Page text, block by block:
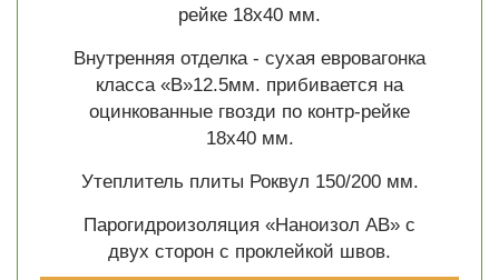
рейке 18х40 мм.
Внутренняя отделка - сухая евровагонка
класса «В»12.5мм. прибивается на
оцинкованные гвозди по контр-рейке
18х40 мм.
Утеплитель плиты Роквул 150/200 мм.
Парогидроизоляция «Наноизол АВ» с
двух сторон с проклейкой швов.